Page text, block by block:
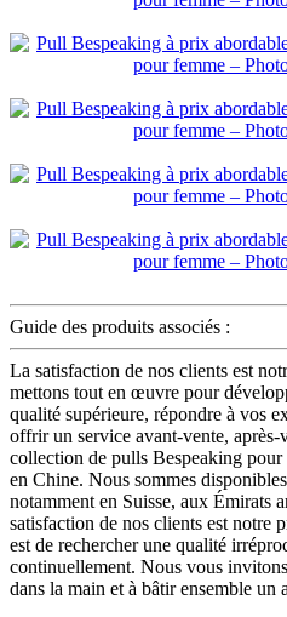
Guide des produits associés :
La satisfaction de nos clients est
mettons tout en œuvre pour
qualité supérieure, répondre à vos
offrir un service avant-vente, après-
collection de pulls Bespeaking
en Chine. Nous sommes
notamment en Suisse, aux Émirats
satisfaction de nos clients est notre
est de rechercher une qualité
continuellement. Nous vous
dans la main et à bâtir ensemble un